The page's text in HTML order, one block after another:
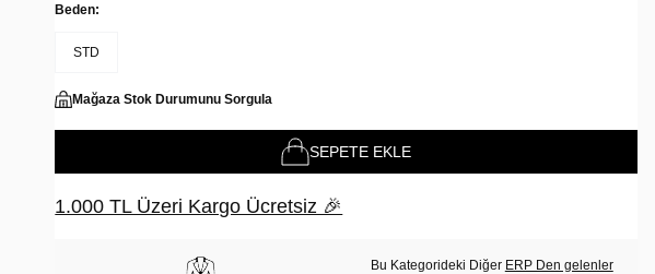
Beden:
STD
Mağaza Stok Durumunu Sorgula
SEPETE EKLE
1.000 TL Üzeri Kargo Ücretsiz 🎉
Bu Kategorideki Diğer ERP Den gelenler